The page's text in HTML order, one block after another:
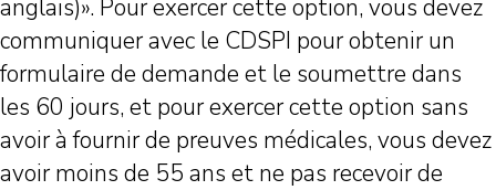
anglais)». Pour exercer cette option, vous devez
communiquer avec le CDSPI pour obtenir un
formulaire de demande et le soumettre dans
les 60 jours, et pour exercer cette option sans
avoir à fournir de preuves médicales, vous devez
avoir moins de 55 ans et ne pas recevoir de